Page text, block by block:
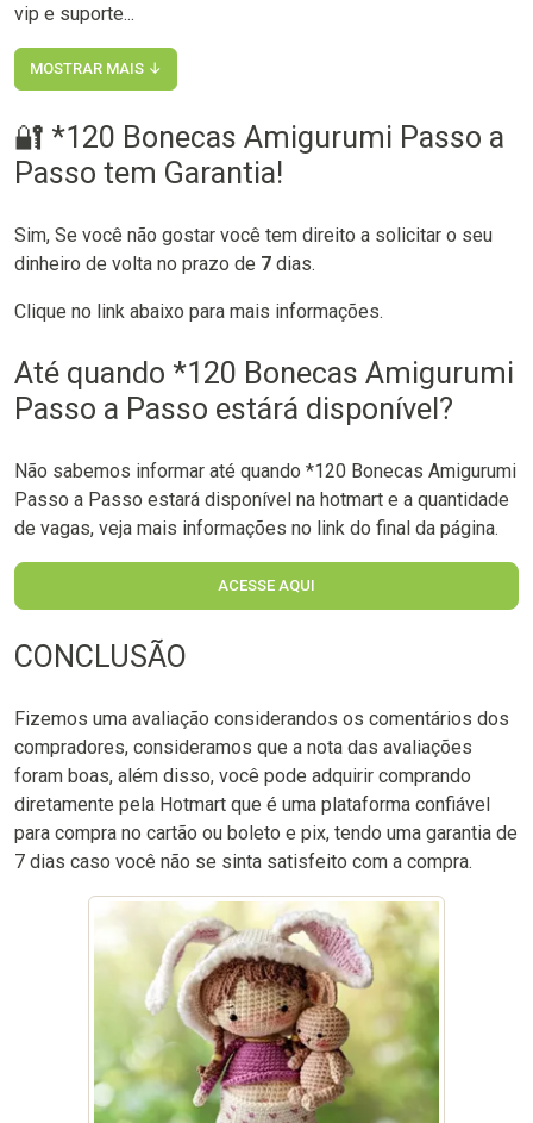
vip e suporte...
MOSTRAR MAIS ↓
🔐 *120 Bonecas Amigurumi Passo a
Passo tem Garantia!
Sim, Se você não gostar você tem direito a solicitar o seu
dinheiro de volta no prazo de 7 dias.
Clique no link abaixo para mais informações.
Até quando *120 Bonecas Amigurumi
Passo a Passo estárá disponível?
Não sabemos informar até quando *120 Bonecas Amigurumi
Passo a Passo estará disponível na hotmart e a quantidade
de vagas, veja mais informações no link do final da página.
ACESSE AQUI
CONCLUSÃO
Fizemos uma avaliação considerandos os comentários dos
compradores, consideramos que a nota das avaliações
foram boas, além disso, você pode adquirir comprando
diretamente pela Hotmart que é uma plataforma confiável
para compra no cartão ou boleto e pix, tendo uma garantia de
7 dias caso você não se sinta satisfeito com a compra.